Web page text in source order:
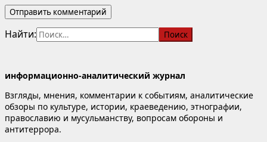
Найти:
информационно-аналитический журнал
Взгляды, мнения, комментарии к событиям, аналитические
обзоры по культуре, истории, краеведению, этнографии,
православию и мусульманству, вопросам обороны и
антитеррора.